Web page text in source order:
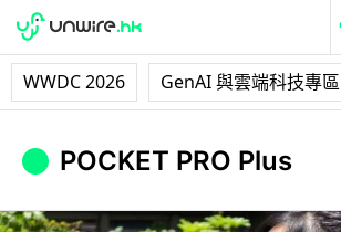
WWDC 2026 GenAI 與雲端科技專區
POCKET PRO Plus